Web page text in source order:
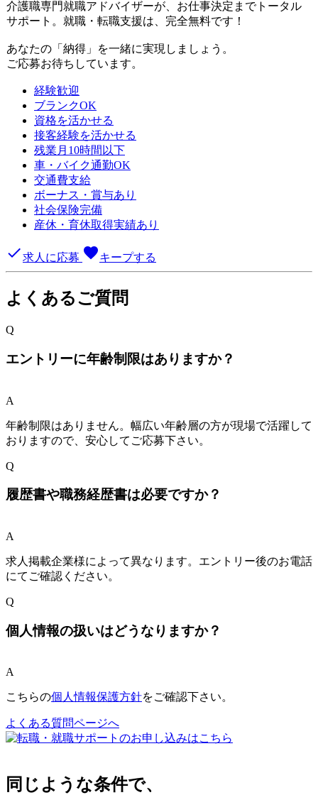
介護職専門就職アドバイザーが、お仕事決定までトータル
サポート。就職・転職支援は、完全無料です！
あなたの「納得」を一緒に実現しましょう。
ご応募お待ちしています。
経験歓迎
ブランクOK
資格を活かせる
接客経験を活かせる
残業月10時間以下
車・バイク通勤OK
交通費支給
ボーナス・賞与あり
社会保険完備
産休・育休取得実績あり
done求人に応募 favoriteキープする
よくあるご質問
Q
エントリーに年齢制限はありますか？
A
年齢制限はありません。幅広い年齢層の方が現場で活躍して
おりますので、安心してご応募下さい。
Q
履歴書や職務経歴書は必要ですか？
A
求人掲載企業様によって異なります。エントリー後のお電話
にてご確認ください。
Q
個人情報の扱いはどうなりますか？
A
こちらの個人情報保護方針をご確認下さい。
よくある質問ページへ
同じような条件で、